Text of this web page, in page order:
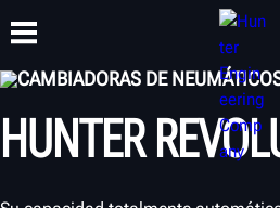
PRODUCTOS SOPORTE
CAMBIADORAS DE
HUNTER